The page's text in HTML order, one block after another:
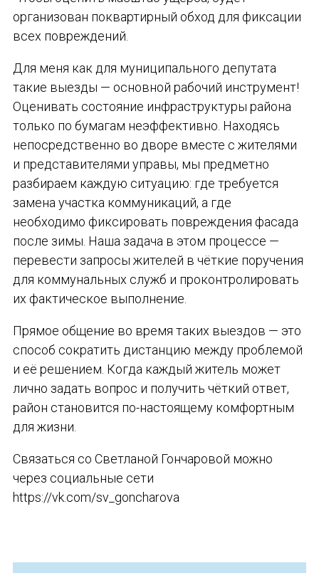
организован поквартирный обход для фиксации
всех повреждений.
Для меня как для муниципального депутата
такие выезды — основной рабочий инструмент!
Оценивать состояние инфраструктуры района
только по бумагам неэффективно. Находясь
непосредственно во дворе вместе с жителями
и представителями управы, мы предметно
разбираем каждую ситуацию: где требуется
замена участка коммуникаций, а где
необходимо фиксировать повреждения фасада
после зимы. Наша задача в этом процессе —
перевести запросы жителей в чёткие поручения
для коммунальных служб и проконтролировать
их фактическое выполнение.
Прямое общение во время таких выездов — это
способ сократить дистанцию между проблемой
и её решением. Когда каждый житель может
лично задать вопрос и получить чёткий ответ,
район становится по-настоящему комфортным
для жизни.
Связаться со Светланой Гончаровой можно
через социальные сети
https://vk.com/sv_goncharova